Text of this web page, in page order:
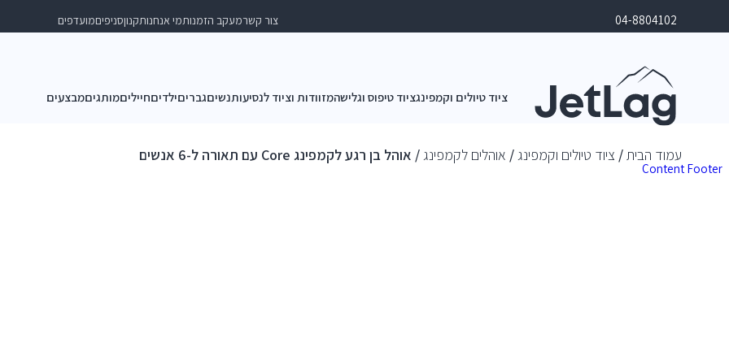
Content Footer
04-8804102 צור קשרמעקב הזמנותמי אנחנותקנוןסניפיםמועדפים
ציוד טיולים וקמפינגציוד טיפוס וגלישהמזוודות וציוד לנסיעותנשיםגבריםילדיםחייליםמותגיםמבצעים
עמוד הבית/ ציוד טיולים וקמפינג/ אוהלים לקמפינג/ אוהל בן רגע לקמפינג Core עם תאורה ל-6 אנשים